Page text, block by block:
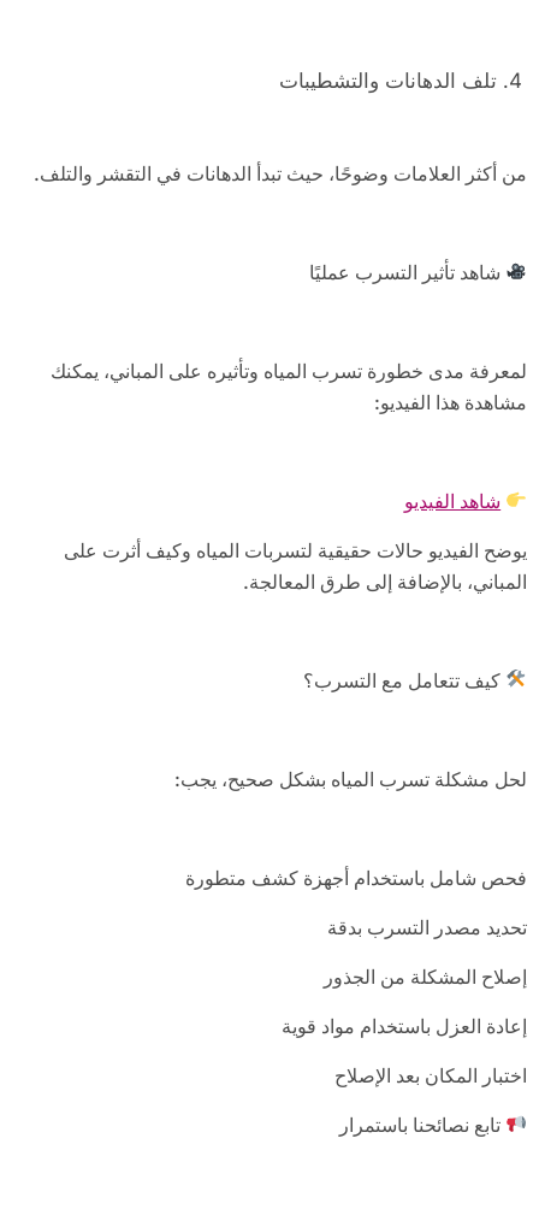
تلف الدهانات والتشطيبات
من أكثر العلامات وضوحًا، حيث تبدأ الدهانات في التقشر والتلف.
شاهد تأثير التسرب عمليًا
لمعرفة مدى خطورة تسرب المياه وتأثيره على المباني، يمكنك
مشاهدة هذا الفيديو:
شاهد الفيديو
يوضح الفيديو حالات حقيقية لتسربات المياه وكيف أثرت على
المباني، بالإضافة إلى طرق المعالجة.
كيف تتعامل مع التسرب؟
لحل مشكلة تسرب المياه بشكل صحيح، يجب:
فحص شامل باستخدام أجهزة كشف متطورة
تحديد مصدر التسرب بدقة
إصلاح المشكلة من الجذور
إعادة العزل باستخدام مواد قوية
اختبار المكان بعد الإصلاح
تابع نصائحنا باستمرار